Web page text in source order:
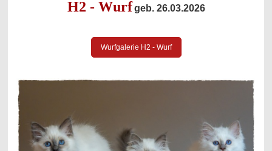
H2 - Wurf geb. 26.03.2026
Wurfgalerie H2 - Wurf